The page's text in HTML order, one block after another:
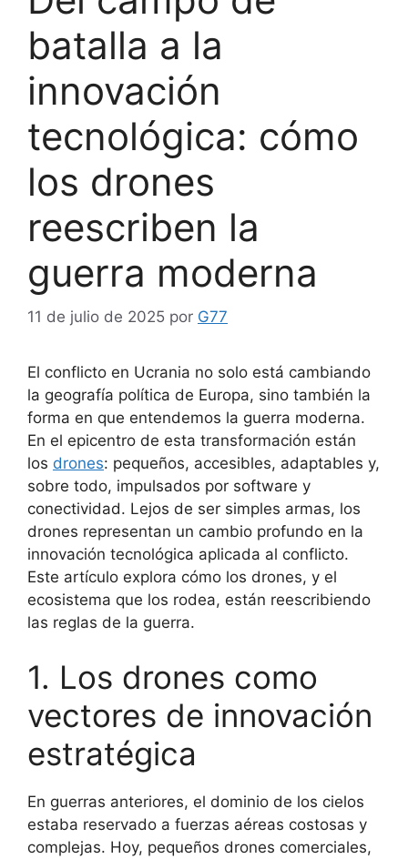
batalla a la
innovación
tecnológica: cómo
los drones
reescriben la
guerra moderna
11 de julio de 2025 por G77
El conflicto en Ucrania no solo está cambiando
la geografía política de Europa, sino también la
forma en que entendemos la guerra moderna.
En el epicentro de esta transformación están
los drones: pequeños, accesibles, adaptables y,
sobre todo, impulsados por software y
conectividad. Lejos de ser simples armas, los
drones representan un cambio profundo en la
innovación tecnológica aplicada al conflicto.
Este artículo explora cómo los drones, y el
ecosistema que los rodea, están reescribiendo
las reglas de la guerra.
1. Los drones como
vectores de innovación
estratégica
En guerras anteriores, el dominio de los cielos
estaba reservado a fuerzas aéreas costosas y
complejas. Hoy, pequeños drones comerciales,